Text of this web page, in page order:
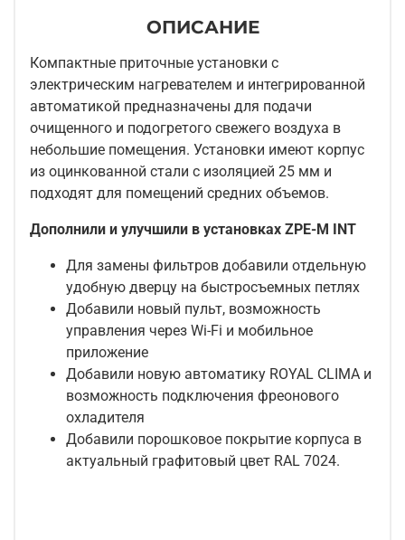
ОПИСАНИЕ
Компактные приточные установки с
электрическим нагревателем и интегрированной
автоматикой предназначены для подачи
очищенного и подогретого свежего воздуха в
небольшие помещения. Установки имеют корпус
из оцинкованной стали с изоляцией 25 мм и
подходят для помещений средних объемов.
Дополнили и улучшили в установках ZPE-M INT
Для замены фильтров добавили отдельную
удобную дверцу на быстросъемных петлях
Добавили новый пульт, возможность
управления через Wi-Fi и мобильное
приложение
Добавили новую автоматику ROYAL CLIMA и
возможность подключения фреонового
охладителя
Добавили порошковое покрытие корпуса в
актуальный графитовый цвет RAL 7024.